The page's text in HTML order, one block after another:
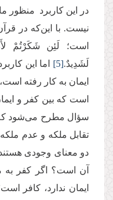
در این کاربرد منظور
نیست. با این‌که در
است؛ لَئِن شَكَرْتُمْ
لَشَدِیدٌ.[5] اما این
ایمان به کار رفته
است که بین کفر و
سؤال مطرح می‌شود که
تقابل ملکه و عدم
دو معنای وجودی
آن است؟ اگر کفر
ایمان ندارد، کافر